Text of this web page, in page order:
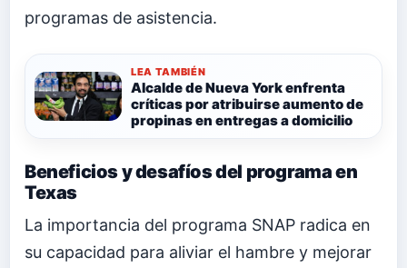
programas de asistencia.
LEA TAMBIÉN
Alcalde de Nueva York enfrenta
críticas por atribuirse aumento de
propinas en entregas a domicilio
Beneficios y desafíos del programa en
Texas
La importancia del programa SNAP radica en
su capacidad para aliviar el hambre y mejorar